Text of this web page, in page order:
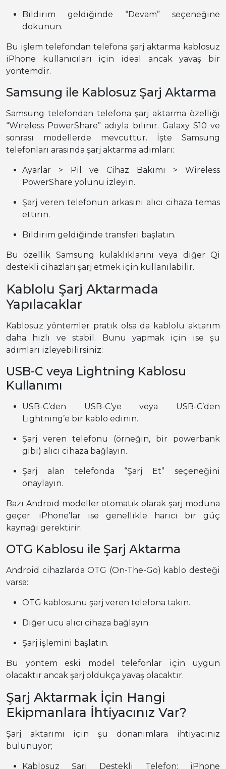
Bildirim geldiğinde “Devam” seçeneğine
dokunun.
Bu işlem telefondan telefona şarj aktarma kablosuz
iPhone kullanıcıları için ideal ancak yavaş bir
yöntemdir.
Samsung ile Kablosuz Şarj Aktarma
Samsung telefondan telefona şarj aktarma özelliği
“Wireless PowerShare” adıyla bilinir. Galaxy S10 ve
sonrası modellerde mevcuttur. İşte Samsung
telefonları arasında şarj aktarma adımları:
Ayarlar > Pil ve Cihaz Bakımı > Wireless
PowerShare yolunu izleyin.
Şarj veren telefonun arkasını alıcı cihaza temas
ettirin.
Bildirim geldiğinde transferi başlatın.
Bu özellik Samsung kulaklıklarını veya diğer Qi
destekli cihazları şarj etmek için kullanılabilir.
Kablolu Şarj Aktarmada
Yapılacaklar
Kablosuz yöntemler pratik olsa da kablolu aktarım
daha hızlı ve stabil. Bunu yapmak için ise şu
adımları izleyebilirsiniz:
USB-C veya Lightning Kablosu
Kullanımı
USB-C’den USB-C’ye veya USB-C’den
Lightning’e bir kablo edinin.
Şarj veren telefonu (örneğin, bir powerbank
gibi) alıcı cihaza bağlayın.
Şarj alan telefonda “Şarj Et” seçeneğini
onaylayın.
Bazı Android modeller otomatik olarak şarj moduna
geçer. iPhone’lar ise genellikle harici bir güç
kaynağı gerektirir.
OTG Kablosu ile Şarj Aktarma
Android cihazlarda OTG (On-The-Go) kablo desteği
varsa:
OTG kablosunu şarj veren telefona takın.
Diğer ucu alıcı cihaza bağlayın.
Şarj işlemini başlatın.
Bu yöntem eski model telefonlar için uygun
olacaktır ancak şarj oldukça yavaş olacaktır.
Şarj Aktarmak İçin Hangi
Ekipmanlara İhtiyacınız Var?
Şarj aktarımı için şu donanımlara ihtiyacınız
bulunuyor;
Kablosuz Şarj Destekli Telefon: iPhone